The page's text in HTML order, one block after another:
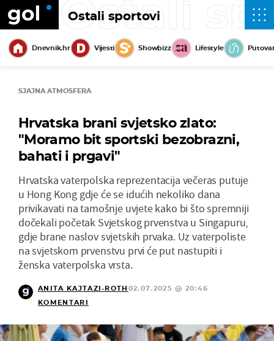
Ostali sportovi
Ostali
Dnevnik.hr Vijesti Showbizz Lifestyle
SJAJNA ATMOSFERA
Hrvatska brani svjetsko zlato:
"Moramo bit sportski bezobrazni,
bahati i prgavi"
Hrvatska vaterpolska reprezentacija večeras putuje
u Hong Kong gdje će se idućih nekoliko dana
privikavati na tamošnje uvjete kako bi što spremniji
dočekali početak Svjetskog prvenstva u Singapuru,
gdje brane naslov svjetskih prvaka. Uz vaterpoliste
na svjetskom prvenstvu prvi će put nastupiti i
ženska vaterpolska vrsta.
ANITA KAJTAZI-ROTH 02.07.2025 @ 20:46
KOMENTARI